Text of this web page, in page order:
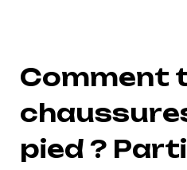
Comment
pied ?